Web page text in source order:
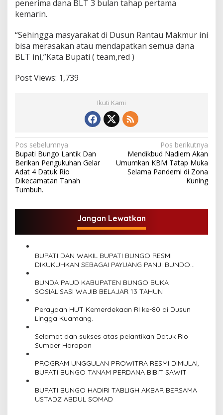
penerima dana BLT 3 bulan tahap pertama
kemarin.
“Sehingga masyarakat di Dusun Rantau Makmur ini
bisa merasakan atau mendapatkan semua dana
BLT ini,”Kata Bupati ( team,red )
Post Views: 1,739
Ikuti Kami
N
a
v
i
s
Pos sebelumnya
Bupati Bungo Lantik Dan
Berikan Pengukuhan Gelar
Adat 4 Datuk Rio
Dikecamatan Tanah
Tumbuh.
Pos berikutnya
Mendikbud Nadiem Akan
Umumkan KBM Tatap Muka
Selama Pandemi di Zona
Kuning
Jangan Lewatkan
BUPATI DAN WAKIL BUPATI BUNGO RESMI
DIKUKUHKAN SEBAGAI PAYUANG PANJI BUNDO
BUNDA PAUD KABUPATEN BUNGO BUKA
SOSIALISASI WAJIB BELAJAR 13 TAHUN
Perayaan HUT Kemerdekaan RI ke-80 di Dusun
Lingga Kuamang.
Selamat dan sukses atas pelantikan Datuk Rio
Sumber Harapan
PROGRAM UNGGULAN PROWITRA RESMI DIMULAI,
BUPATI BUNGO TANAM PERDANA BIBIT SAWIT
BUPATI BUNGO HADIRI TABLIGH AKBAR BERSAMA
USTADZ ABDUL SOMAD